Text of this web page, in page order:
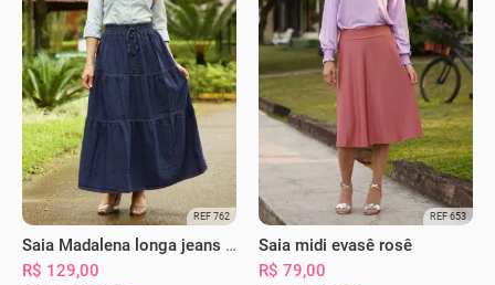
REF 762
Saia Madalena longa jeans escura
R$ 129,00
REF 653
Saia midi evasê rosê
R$ 79,00